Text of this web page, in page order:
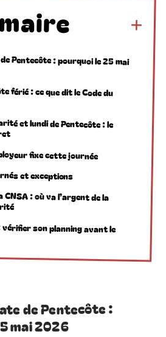
Pentecôte : pourquoi le 25 mai
férié : ce que dit le Code du
et lundi de Pentecôte : le
fixe cette journée
et exceptions
CNSA : où va l’argent de la
son planning avant le
de Pentecôte :
mai 2026